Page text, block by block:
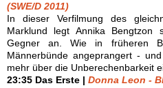
(SWE/D 2011)
In dieser Verfilmung des
Marklund legt Annika Bengtzon
Gegner an. Wie in früheren
Männerbünde angeprangert -
mehr über die Unberechenbarkeit
23:35 Das Erste | Donna Leon -